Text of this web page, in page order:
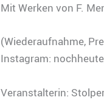
Mit Werken von F.
(Wiederaufnahme,
Instagram:
Veranstalterin: